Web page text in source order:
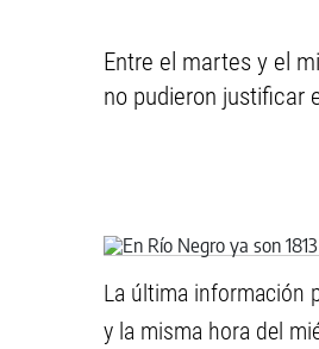
Entre el martes y el
no pudieron justificar
La última información
y la misma hora del